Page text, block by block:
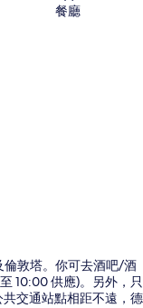
餐廳
倫敦塔。你可去酒吧/酒
10:00 供應)。另外，只
交通站點相距不遠，德